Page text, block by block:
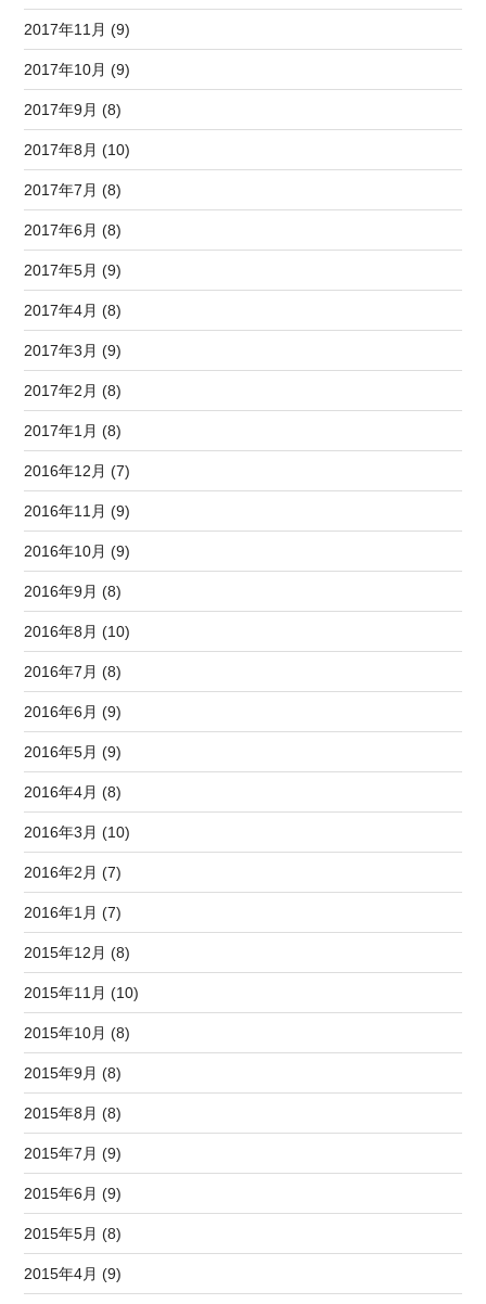
2017年11月 (9)
2017年10月 (9)
2017年9月 (8)
2017年8月 (10)
2017年7月 (8)
2017年6月 (8)
2017年5月 (9)
2017年4月 (8)
2017年3月 (9)
2017年2月 (8)
2017年1月 (8)
2016年12月 (7)
2016年11月 (9)
2016年10月 (9)
2016年9月 (8)
2016年8月 (10)
2016年7月 (8)
2016年6月 (9)
2016年5月 (9)
2016年4月 (8)
2016年3月 (10)
2016年2月 (7)
2016年1月 (7)
2015年12月 (8)
2015年11月 (10)
2015年10月 (8)
2015年9月 (8)
2015年8月 (8)
2015年7月 (9)
2015年6月 (9)
2015年5月 (8)
2015年4月 (9)